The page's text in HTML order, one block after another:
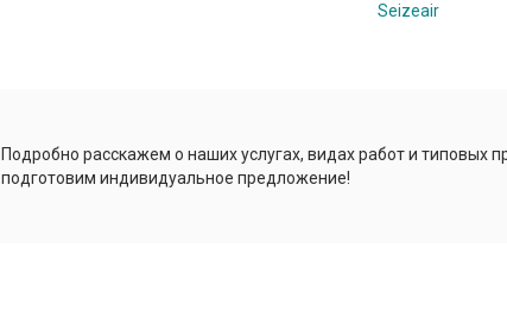
Seizeair
Подробно расскажем о наших услугах, видах работ и типовых
подготовим индивидуальное предложение!